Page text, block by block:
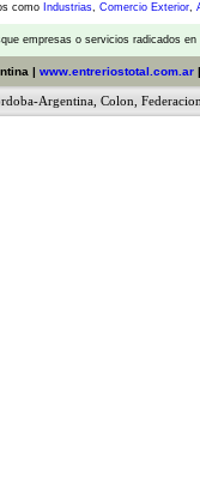
como Industrias, Comercio Exterior,
empresas o servicios radicados
| www.entreriostotal.com.ar
Argentina Colon